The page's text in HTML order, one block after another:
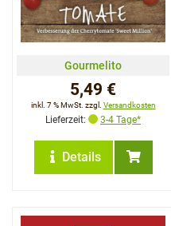
Gourmelito
5,49 €
inkl. 7 % MwSt. zzgl. Versandkosten
Lieferzeit: 3-4 Tage*
Details